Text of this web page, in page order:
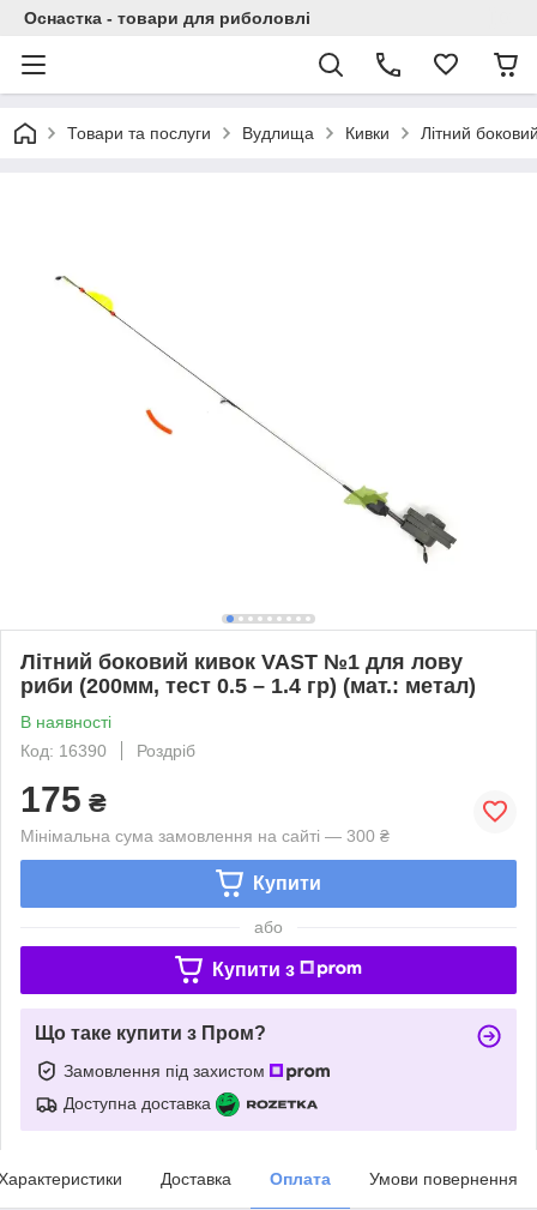
Оснастка - товари для риболовлі
Товари та послуги Вудлища Кивки Літний
Літний боковий кивок VAST №1 для лову
риби (200мм, тест 0.5 – 1.4 гр) (мат.: метал)
В наявності
Код: 16390
Роздріб
175 ₴
Мінімальна сума замовлення на сайті — 300 ₴
Купити
або
Купити з
Що таке купити з Пром?
Замовлення під захистом
Доступна доставка
Доставка Оплата Умови повернення